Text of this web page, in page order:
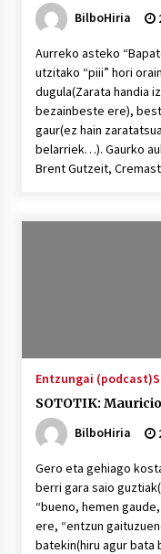
BilboHiria
Aurreko asteko
utzitako “piii” hori
dugula(Zarata handia
bezainbeste ere),
gaur(ez hain
belarriek…). Gaurko
Brent Gutzeit,
Entzungai (podcast)
SOTOTIK:
BilboHiria
Gero eta gehiago
berri gara saio
“bueno, hemen
ere, “entzun
batekin(hiru agur bata